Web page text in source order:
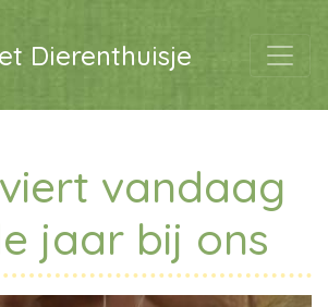
Dierenthuisje
vandaag
jaar bij ons